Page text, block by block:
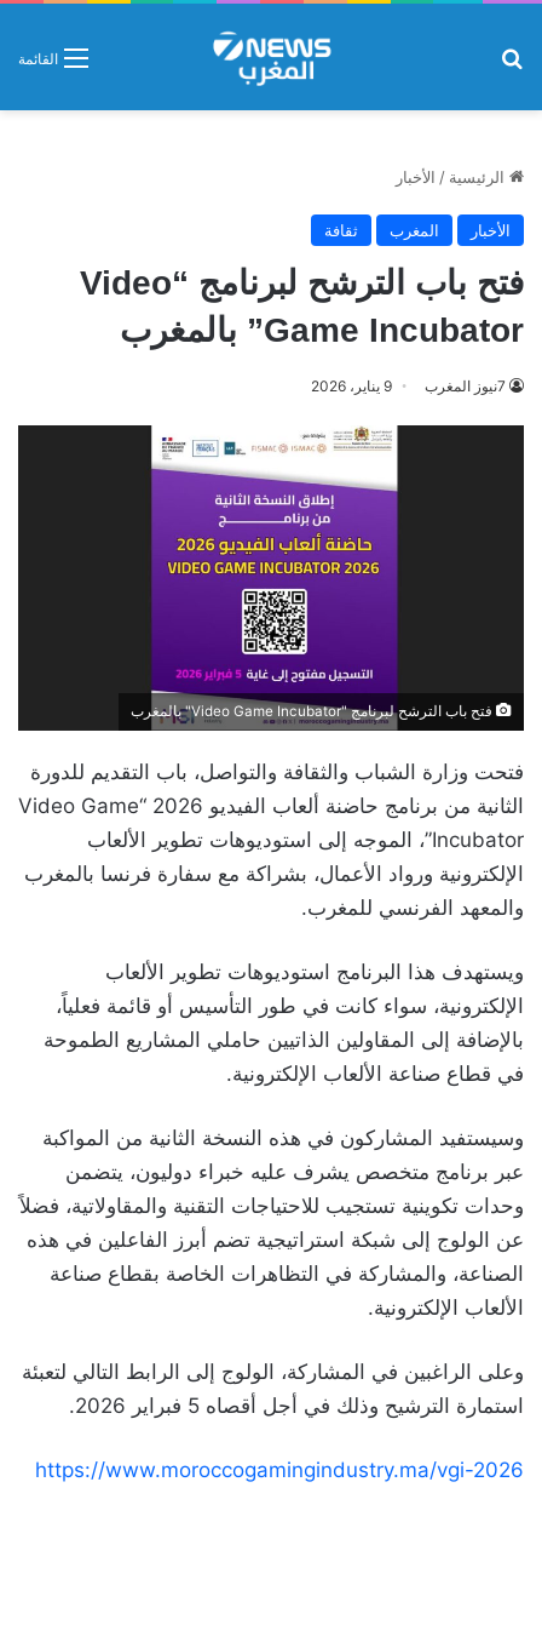
القائمة
الرئيسية / الأخبار
الأخبار المغرب ثقافة
فتح باب الترشح لبرنامج “Video
Game Incubator” بالمغرب
7نيوز المغرب 9 يناير، 2026
فتح باب الترشح لبرنامج "Video Game Incubator" بالمغرب
فتحت وزارة الشباب والثقافة والتواصل، باب التقديم للدورة
الثانية من برنامج حاضنة ألعاب الفيديو 2026 “Video Game
Incubator”، الموجه إلى استوديوهات تطوير الألعاب
الإلكترونية ورواد الأعمال، بشراكة مع سفارة فرنسا بالمغرب
والمعهد الفرنسي للمغرب.
ويستهدف هذا البرنامج استوديوهات تطوير الألعاب
الإلكترونية، سواء كانت في طور التأسيس أو قائمة فعلياً،
بالإضافة إلى المقاولين الذاتيين حاملي المشاريع الطموحة
في قطاع صناعة الألعاب الإلكترونية.
وسيستفيد المشاركون في هذه النسخة الثانية من المواكبة
عبر برنامج متخصص يشرف عليه خبراء دوليون، يتضمن
وحدات تكوينية تستجيب للاحتياجات التقنية والمقاولاتية، فضلاً
عن الولوج إلى شبكة استراتيجية تضم أبرز الفاعلين في هذه
الصناعة، والمشاركة في التظاهرات الخاصة بقطاع صناعة
الألعاب الإلكترونية.
وعلى الراغبين في المشاركة، الولوج إلى الرابط التالي لتعبئة
استمارة الترشيح وذلك في أجل أقصاه 5 فبراير 2026.
https://www.moroccogamingindustry.ma/vgi-2026